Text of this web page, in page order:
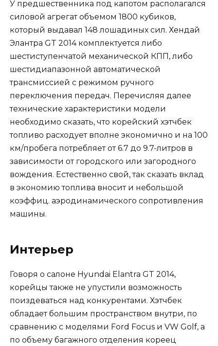
У предшественника под капотом располагался
силовой агрегат объемом 1800 кубиков,
который выдавал 148 лошадиных сил. Хендай
Элантра GT 2014 комплектуется либо
шестиступенчатой механической КПП, либо
шестидиапазонной автоматической
трансмиссией с режимом ручного
переключения передач. Перечисляя далее
технические характеристики модели
необходимо сказать, что корейский хэтчбек
топливо расходует вполне экономично и на 100
км/пробега потребляет от 6.7 до 9.7-литров в
зависимости от городского или загородного
вождения. Естественно свой, так сказать вклад
в экономию топлива вносит и небольшой
коэффиц. аэродинамического сопротивления
машины.
Интерьер
Говоря о салоне Hyundai Elantra GT 2014,
корейцы также не упустили возможность
поиздеваться над конкурентами. Хэтчбек
обладает большим пространством внутри, по
сравнению с моделями Ford Focus и VW Golf, а
по объему багажного отделения кореец